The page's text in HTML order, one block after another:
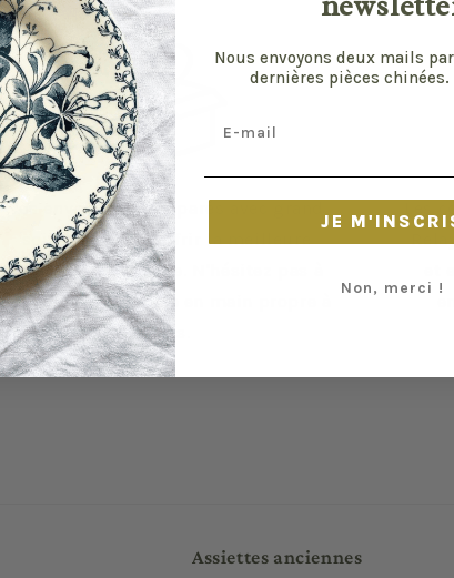
Vos envois sont préparés avec grand
soin pour vous offrir la meilleure
expérience possible. N'hésitez pas à
privilégier la remise en main propre à
Paris.
Les
et
Assiettes anciennes
Nous envoyons deux mails
dernières pièces
JE
Non, merci !